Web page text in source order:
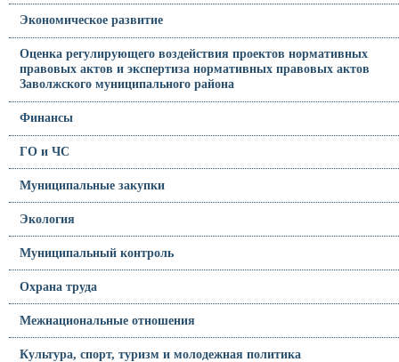
Экономическое развитие
Оценка регулирующего воздействия проектов нормативных
правовых актов и экспертиза нормативных правовых актов
Заволжского муниципального района
Финансы
ГО и ЧС
Муниципальные закупки
Экология
Муниципальный контроль
Охрана труда
Межнациональные отношения
Культура, спорт, туризм и молодежная политика